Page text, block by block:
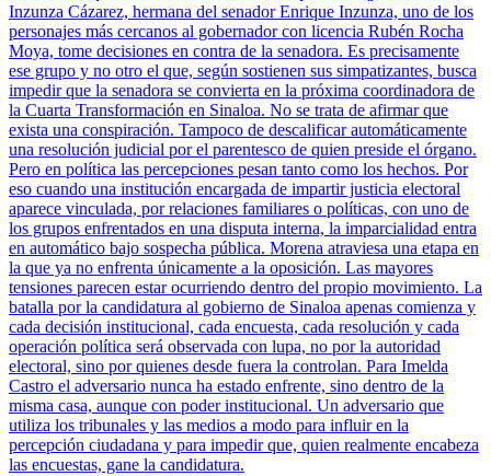
Inzunza Cázarez, hermana del senador Enrique Inzunza, uno de los
personajes más cercanos al gobernador con licencia Rubén Rocha
Moya, tome decisiones en contra de la senadora. Es precisamente
ese grupo y no otro el que, según sostienen sus simpatizantes, busca
impedir que la senadora se convierta en la próxima coordinadora de
la Cuarta Transformación en Sinaloa. No se trata de afirmar que
exista una conspiración. Tampoco de descalificar automáticamente
una resolución judicial por el parentesco de quien preside el órgano.
Pero en política las percepciones pesan tanto como los hechos. Por
eso cuando una institución encargada de impartir justicia electoral
aparece vinculada, por relaciones familiares o políticas, con uno de
los grupos enfrentados en una disputa interna, la imparcialidad entra
en automático bajo sospecha pública. Morena atraviesa una etapa en
la que ya no enfrenta únicamente a la oposición. Las mayores
tensiones parecen estar ocurriendo dentro del propio movimiento. La
batalla por la candidatura al gobierno de Sinaloa apenas comienza y
cada decisión institucional, cada encuesta, cada resolución y cada
operación política será observada con lupa, no por la autoridad
electoral, sino por quienes desde fuera la controlan. Para Imelda
Castro el adversario nunca ha estado enfrente, sino dentro de la
misma casa, aunque con poder institucional. Un adversario que
utiliza los tribunales y las medios a modo para influir en la
percepción ciudadana y para impedir que, quien realmente encabeza
las encuestas, gane la candidatura.